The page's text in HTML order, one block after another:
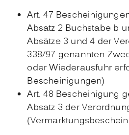
Art. 47
Absatz 2 Buchstabe b
Absätze 3 und 4 der
338/97 genannten
oder Wiederausfuhr
Bescheinigungen)
Art. 48 Bescheinigung
Absatz 3 der